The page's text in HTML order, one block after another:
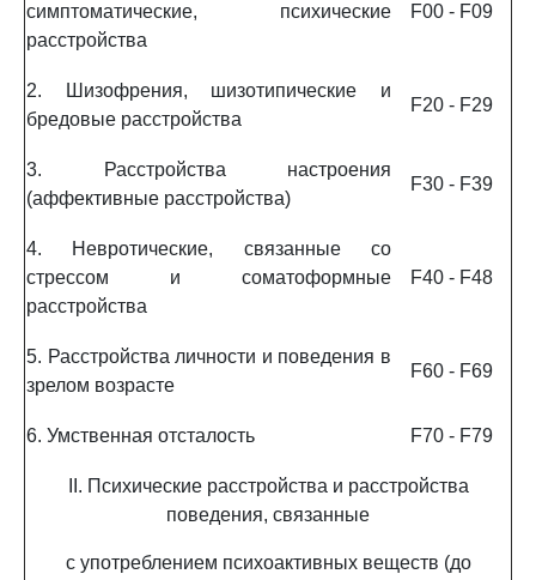
симптоматические, психические
расстройства
F00 - F09
2. Шизофрения, шизотипические и
бредовые расстройства
F20 - F29
3. Расстройства настроения
(аффективные расстройства)
F30 - F39
4. Невротические, связанные со
стрессом и соматоформные
расстройства
F40 - F48
5. Расстройства личности и поведения в
зрелом возрасте
F60 - F69
6. Умственная отсталость F70 - F79
II. Психические расстройства и расстройства
поведения, связанные
с употреблением психоактивных веществ (до